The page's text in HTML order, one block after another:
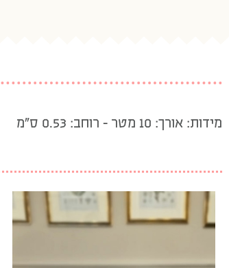
מידות: אורך: 10 מטר – רוחב: 0.53 ס”מ